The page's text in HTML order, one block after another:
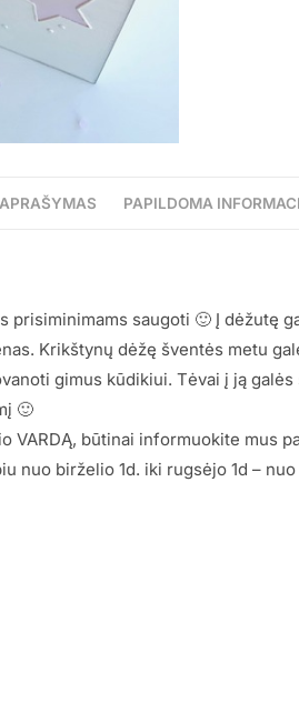
APRAŠYMAS PAPILDOMA
prisiminimams saugoti 🙂 Į dėžutę
Krikštynų dėžę šventės metu
gimus kūdikiui. Tėvai į ją
🙂
VARDĄ, būtinai informuokite mus
nuo birželio 1d. iki rugsėjo 1d –